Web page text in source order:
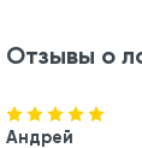
Отзывы о
Андрей